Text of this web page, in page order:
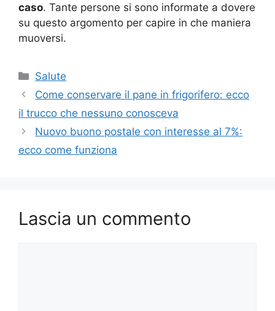
caso. Tante persone si sono informate a dovere
su questo argomento per capire in che maniera
muoversi.
Categorie
Salute
Come conservare il pane in frigorifero: ecco
il trucco che nessuno conosceva
Nuovo buono postale con interesse al 7%:
ecco come funziona
Lascia un commento